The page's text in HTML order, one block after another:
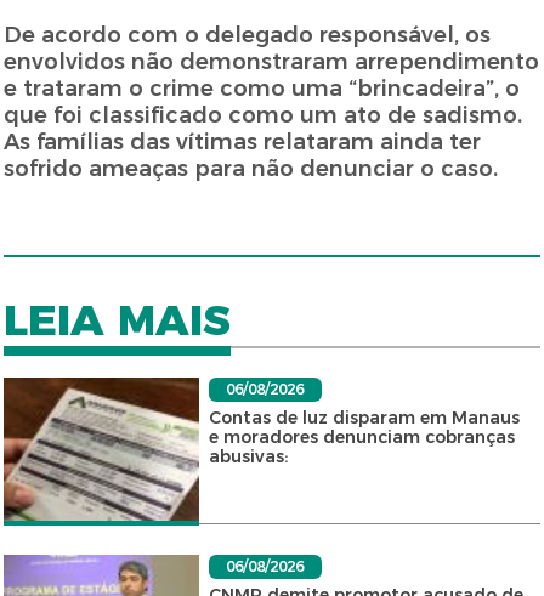
De acordo com o delegado responsável, os
envolvidos não demonstraram arrependimento
e trataram o crime como uma “brincadeira”, o
que foi classificado como um ato de sadismo.
As famílias das vítimas relataram ainda ter
sofrido ameaças para não denunciar o caso.
LEIA MAIS
06/08/2026
Contas de luz disparam em Manaus
e moradores denunciam cobranças
abusivas:
06/08/2026